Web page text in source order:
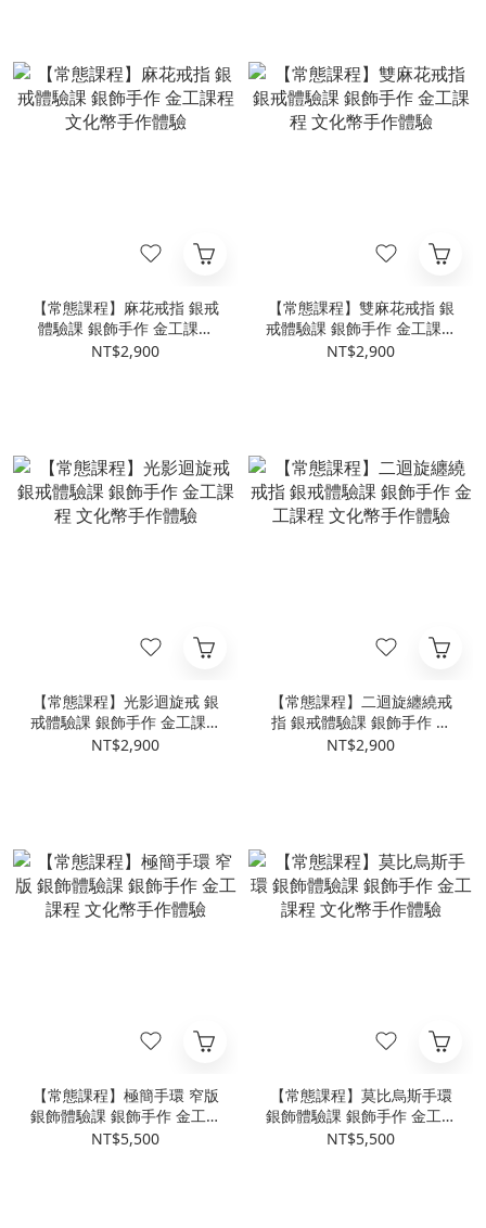
【常態課程】麻花戒指 銀戒
體驗課 銀飾手作 金工課程
文化幣手作體驗
NT$2,900
【常態課程】雙麻花戒指 銀
戒體驗課 銀飾手作 金工課程
文化幣手作體驗
NT$2,900
【常態課程】光影迴旋戒 銀
戒體驗課 銀飾手作 金工課程
文化幣手作體驗
NT$2,900
【常態課程】二迴旋纏繞戒
指 銀戒體驗課 銀飾手作 金
工課程 文化幣手作體驗
NT$2,900
【常態課程】極簡手環 窄版
銀飾體驗課 銀飾手作 金工課
程 文化幣手作體驗
NT$5,500
【常態課程】莫比烏斯手環
銀飾體驗課 銀飾手作 金工課
程 文化幣手作體驗
NT$5,500